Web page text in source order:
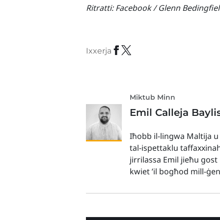
Ritratti: Facebook / Glenn
Ixxerja
Miktub Minn
Emil Calleja
Iħobb il-lingwa Maltija
tal-ispettaklu
jirrilassa Emil jieħu
kwiet ’il bogħod mill-